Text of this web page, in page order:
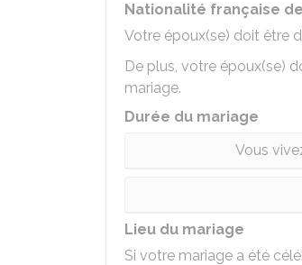
Nationalité française
Votre époux(se) doit être
De plus, votre époux(se)
mariage.
Durée du mariage
Vous
Lieu du mariage
Si votre mariage a été